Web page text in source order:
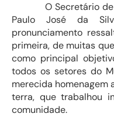
O Secretário de
Paulo José da
pronunciamento
primeira, de muitas
como principal
todos os setores do
merecida homenagem
terra, que trabalhou
comunidade.